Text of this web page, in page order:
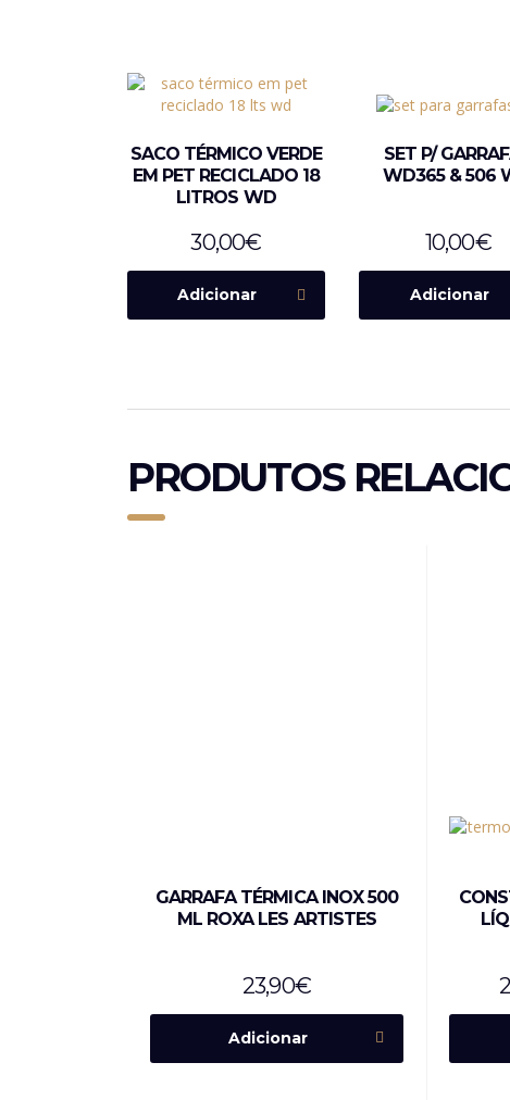
SACO TÉRMICO VERDE
EM PET RECICLADO 18
LITROS WD
30,00€
Adicionar
SET P/
WD365 & 506
10,00€
Adicionar
PRODUTOS
GARRAFA TÉRMICA INOX 500
ML ROXA LES ARTISTES
23,90€
Adicionar